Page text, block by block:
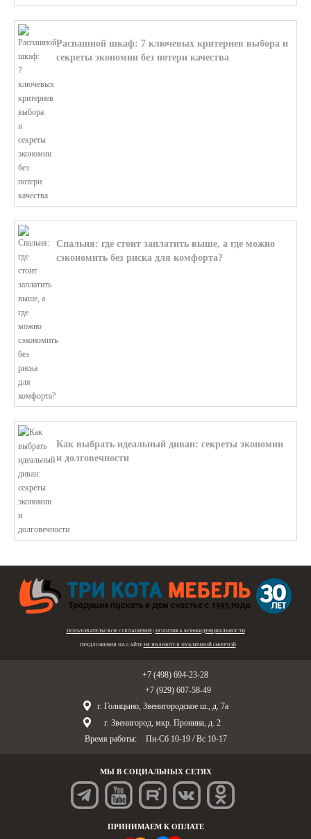
Распашной шкаф: 7 ключевых критериев выбора и
секреты экономии без потери качества
Спальня: где стоит заплатить выше, а где можно
сэкономить без риска для комфорта?
Как выбрать идеальный диван: секреты экономии
и долговечности
ПОЛЬЗОВАТЕЛЬСКОЕ СОГЛАШЕНИЕ| ПОЛИТИКА КОНФИДЕНЦИАЛЬНОСТИ
ПРЕДЛОЖЕНИЯ НА САЙТЕ НЕ ЯВЛЯЮТСЯ ПУБЛИЧНОЙ ОФЕРТОЙ
+7 (498) 694-23-28
+7 (929) 607-58-49
г. Голицыно, Звенигородское ш., д. 7а
г. Звенигород, мкр. Пронина, д. 2
Время работы:
Пн-Сб 10-19 / Вс 10-17
МЫ В СОЦИАЛЬНЫХ СЕТЯХ
ПРИНИМАЕМ К ОПЛАТЕ